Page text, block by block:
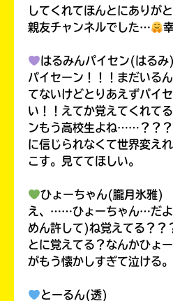
してくれてほんとにありが
親友チャンネルでした…
はるみんパイセン(はるみ)
パイセーン！！！まだいる
てないけどとりあえずパイ
い！！えてか覚えてくれて
ンもう高校生よね……？？
に信じられなくて世界変え
こす。見ててほしい。
ひょーちゃん(朧月氷雅)
え、……ひょーちゃん…だ
めん許して)ね覚えてる？？
とに覚えてる？なんかひょ
がもう懐かしすぎて泣ける
とーるん(透)